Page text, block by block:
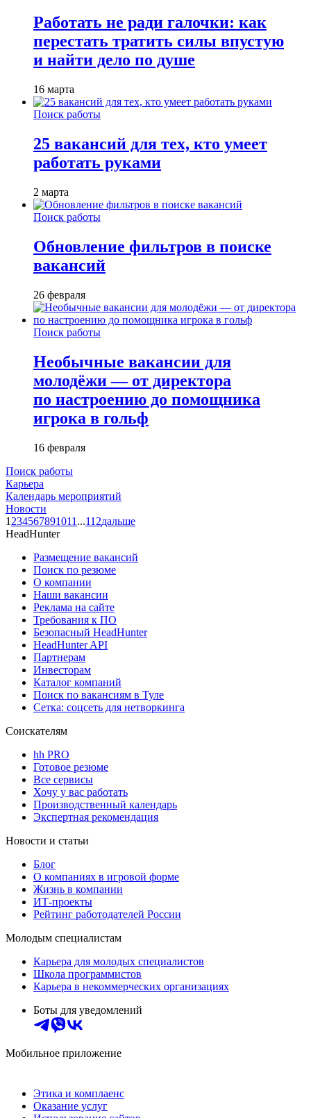
Работать не ради галочки: как
перестать тратить силы впустую
и найти дело по душе
16 марта
Поиск работы
25 вакансий для тех, кто умеет
работать руками
2 марта
Поиск работы
Обновление фильтров в поиске
вакансий
26 февраля
Поиск работы
Необычные вакансии для
молодёжи — от директора
по настроению до помощника
игрока в гольф
16 февраля
Поиск работы
Карьера
Календарь мероприятий
Новости
1 234567891011 ...112дальше
HeadHunter
Размещение вакансий
Поиск по резюме
О компании
Наши вакансии
Реклама на сайте
Требования к ПО
Безопасный HeadHunter
HeadHunter API
Партнерам
Инвесторам
Каталог компаний
Поиск по вакансиям в Туле
Сетка: соцсеть для нетворкинга
Соискателям
hh PRO
Готовое резюме
Все сервисы
Хочу у вас работать
Производственный календарь
Экспертная рекомендация
Новости и статьи
Блог
О компаниях в игровой форме
Жизнь в компании
ИТ-проекты
Рейтинг работодателей России
Молодым специалистам
Карьера для молодых специалистов
Школа программистов
Карьера в некоммерческих организациях
Боты для уведомлений
Мобильное приложение
Этика и комплаенс
Оказание услуг